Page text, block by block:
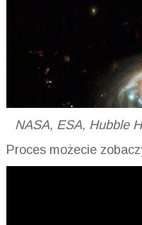
NASA, ESA, Hubble
Proces możecie